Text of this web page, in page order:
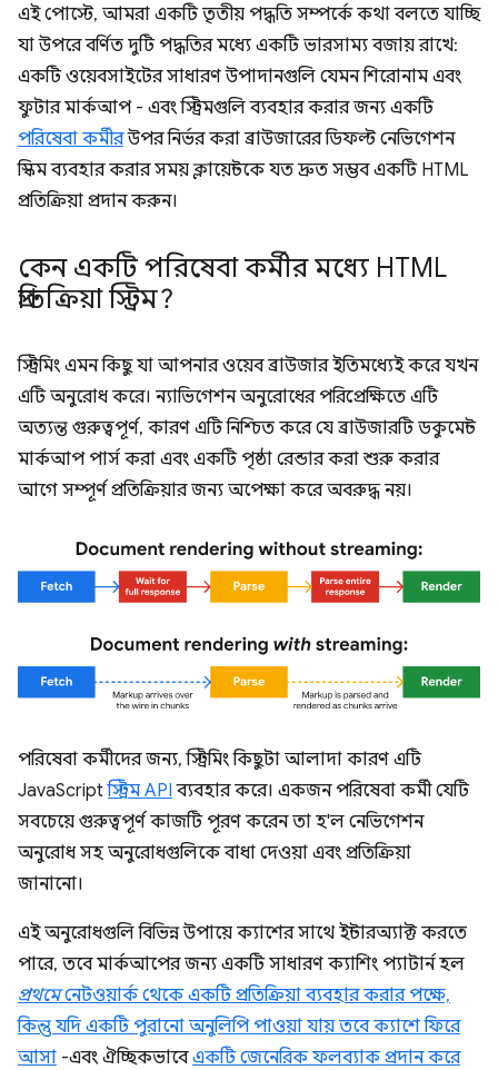
এই পোস্টে, আমরা একটি তৃতীয় পদ্ধতি সম্পর্কে কথা বলতে যাচ্ছি
যা উপরে বর্ণিত দুটি পদ্ধতির মধ্যে একটি ভারসাম্য বজায় রাখে:
একটি ওয়েবসাইটের সাধারণ উপাদানগুলি যেমন শিরোনাম এবং
ফুটার মার্কআপ - এবং স্ট্রিমগুলি ব্যবহার করার জন্য একটি
পরিষেবা কর্মীরউপর নির্ভর করা ব্রাউজারের ডিফল্ট নেভিগেশন
স্কিম ব্যবহার করার সময় ক্লায়েন্টকে যত দ্রুত সম্ভব একটি HTML
প্রতিক্রিয়া প্রদান করুন।
কেন একটি পরিষেবা কর্মীর মধ্যে HTML
প্রতিক্রিয়া স্ট্রিম?
স্ট্রিমিং এমন কিছু যা আপনার ওয়েব ব্রাউজার ইতিমধ্যেই করে যখন
এটি অনুরোধ করে। ন্যাভিগেশন অনুরোধের পরিপ্রেক্ষিতে এটি
অত্যন্ত গুরুত্বপূর্ণ, কারণ এটি নিশ্চিত করে যে ব্রাউজারটি ডকুমেন্ট
মার্কআপ পার্স করা এবং একটি পৃষ্ঠা রেন্ডার করা শুরু করার
আগে সম্পূর্ণ প্রতিক্রিয়ার জন্য অপেক্ষা করে অবরুদ্ধ নয়।
পরিষেবা কর্মীদের জন্য, স্ট্রিমিং কিছুটা আলাদা কারণ এটি
JavaScriptস্ট্রিম API ব্যবহার করে। একজন পরিষেবা কর্মী যেটি
সবচেয়ে গুরুত্বপূর্ণ কাজটি পূরণ করেন তা হ'ল নেভিগেশন
অনুরোধ সহ অনুরোধগুলিকে বাধা দেওয়া এবং প্রতিক্রিয়া
জানানো।
এই অনুরোধগুলি বিভিন্ন উপায়ে ক্যাশের সাথে ইন্টারঅ্যাক্ট করতে
পারে, তবে মার্কআপের জন্য একটি সাধারণ ক্যাশিং প্যাটার্ন হল
প্রথমেনেটওয়ার্ক থেকে একটি প্রতিক্রিয়া ব্যবহার করার পক্ষে,
কিন্তু যদি একটি পুরানো অনুলিপি পাওয়া যায় তবে ক্যাশে ফিরে
আসা -এবং ঐচ্ছিকভাবেএকটি জেনেরিক ফলব্যাক প্রদান করে